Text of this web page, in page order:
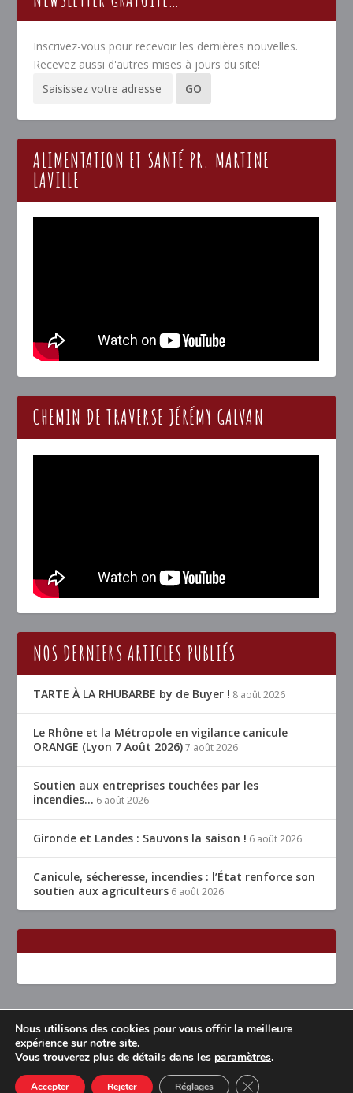
Inscrivez-vous pour recevoir les dernières nouvelles.
Recevez aussi d'autres mises à jours du site!
ALIMENTATION ET SANTÉ PR. MARTINE
LAVILLE
CHEMIN DE TRAVERSE JÉRÉMY GALVAN
NOS DERNIERS ARTICLES PUBLIÉS
TARTE À LA RHUBARBE by de Buyer ! 8 août 2026
Le Rhône et la Métropole en vigilance canicule
ORANGE (Lyon 7 Août 2026) 7 août 2026
Soutien aux entreprises touchées par les
incendies… 6 août 2026
Gironde et Landes : Sauvons la saison ! 6 août 2026
Canicule, sécheresse, incendies : l’État renforce son
soutien aux agriculteurs 6 août 2026
Conçu par Elegant Themes | Propulsé par
Accueil Restaurants Lyon & alentours
Mentions légales
Contact
Nous utilisons des cookies pour vous offrir la meilleure
expérience sur notre site.
Vous trouverez plus de détails dans les paramètres.
Accepter Rejeter Réglages CLOSE GDPR